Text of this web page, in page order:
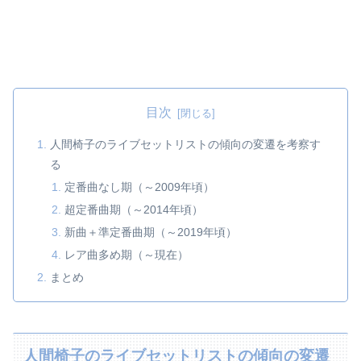
目次
人間椅子のライブセットリストの傾向の変遷を考察す
る
定番曲なし期（～2009年頃）
超定番曲期（～2014年頃）
新曲＋準定番曲期（～2019年頃）
レア曲多め期（～現在）
まとめ
人間椅子のライブセットリストの傾向の変遷